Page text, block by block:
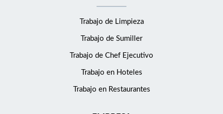
Trabajo de Limpieza
Trabajo de Sumiller
Trabajo de Chef Ejecutivo
Trabajo en Hoteles
Trabajo en Restaurantes